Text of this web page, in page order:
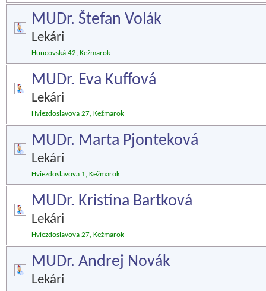
MUDr. Štefan Volák
Lekári
Huncovská 42, Kežmarok
MUDr. Eva Kuffová
Lekári
Hviezdoslavova 27, Kežmarok
MUDr. Marta Pjonteková
Lekári
Hviezdoslavova 1, Kežmarok
MUDr. Kristína Bartková
Lekári
Hviezdoslavova 27, Kežmarok
MUDr. Andrej Novák
Lekári